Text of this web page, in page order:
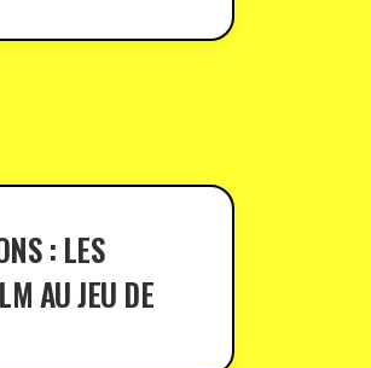
: LES
AU JEU DE